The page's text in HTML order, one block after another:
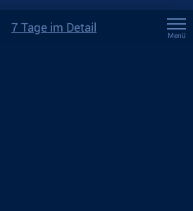
7 Tage im Detail
Menü